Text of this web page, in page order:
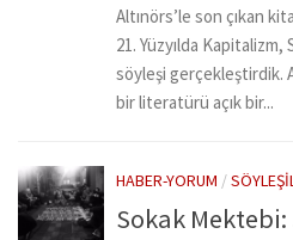
Altınörs’le son çıkan
21. Yüzyılda Kapitalizm,
söyleşi gerçekleştirdik.
bir literatürü açık bir...
HABER-YORUM /
Sokak